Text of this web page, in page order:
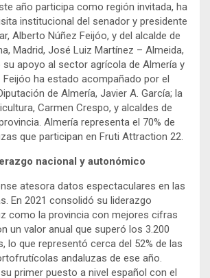
año participa como región invitada, ha
institucional del senador y presidente
Alberto Núñez Feijóo, y del alcalde de
Madrid, José Luiz Martínez – Almeida,
apoyo al sector agrícola de Almería y
Feijóo ha estado acompañado por el
de Almería, Javier A. García; la
Carmen Crespo, y alcaldes de
Almería representa el 70% de
que participan en Fruti Attraction 22.
nacional y autonómico
atesora datos espectaculares en las
En 2021 consolidó su liderazgo
como la provincia con mejores cifras
un valor anual que superó los 3.200
lo que representó cerca del 52% de las
andaluzas de ese año.
primer puesto a nivel español con el